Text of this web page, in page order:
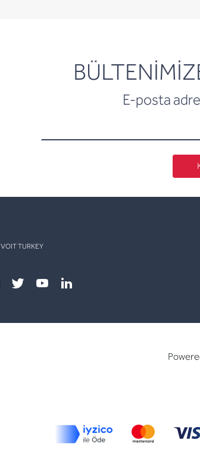
E-posta
VOIT TURKEY